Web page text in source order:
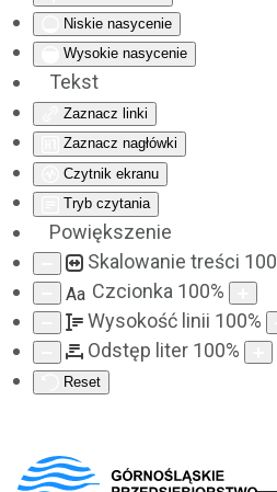
Niskie nasycenie
Wysokie nasycenie
Tekst
Zaznacz linki
Zaznacz nagłówki
Czytnik ekranu
Tryb czytania
Powiększenie
Skalowanie treści 100
Aa Czcionka 100%
Wysokość linii 100%
Odstęp liter 100%
Reset